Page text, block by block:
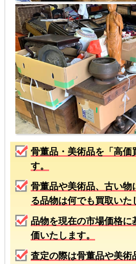
骨董品・美術品を「高価
す。
骨董品や美術品、古い物
る品物は何でも買取いた
品物を現在の市場価格に
価いたします。
査定の際は骨董品や美術